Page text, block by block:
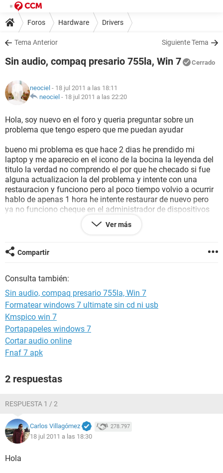
Foros Hardware Drivers
Tema Anterior Siguiente Tema
Sin audio, compaq presario 755la, Win 7 Cerrado
neociel - 18 jul 2011 a las 18:11
neociel - 18 jul 2011 a las 22:20
Hola, soy nuevo en el foro y queria preguntar sobre un
problema que tengo espero que me puedan ayudar
bueno mi problema es que hace 2 dias he prendido mi
laptop y me aparecio en el icono de la bocina la leyenda del
titulo la verdad no comprendo el por que he checado si fue
alguna actualizacion la del problema y intente con una
restauracion y funciono pero al poco tiempo volvio a ocurrir
hablo de apenas 1 hora he intente restaurar de nuevo pero
ya no funciono cheque en el administrador de dispositivos
pero no me aparece la pestaña de dipositivos de audio
juegos entonces trate de instalar los drivers de sonido pero
se que hacer por que no tengo sonido me podrian ayudar.
espero que puedan ayudar gracias
ningun dispositivo audio instalado
Ver más
Compartir
Consulta también:
Sin audio, compaq presario 755la, Win 7
Formatear windows 7 ultimate sin cd ni usb
Kmspico win 7
Portapapeles windows 7
Cortar audio online
Fnaf 7 apk
2 respuestas
RESPUESTA 1 / 2
Carlos Villagómez 278.797
18 jul 2011 a las 18:30
Hola